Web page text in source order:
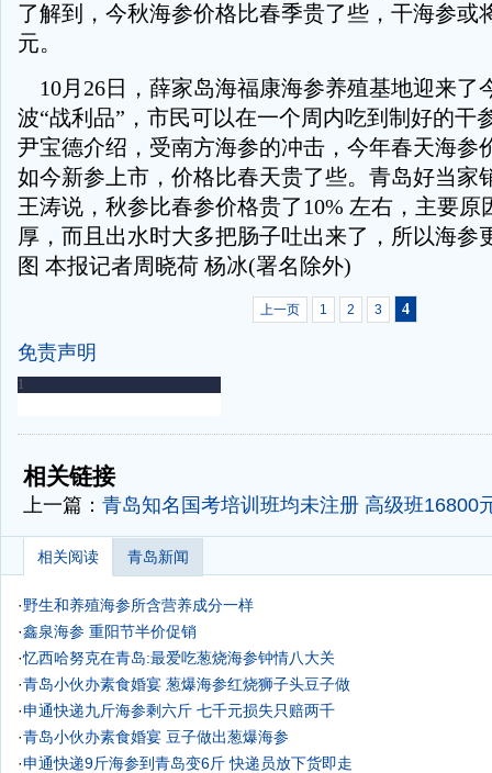
了解到，今秋海参价格比春季贵了些，干海参或
元。
10月26日，薛家岛海福康海参养殖基地迎来了
波“战利品”，市民可以在一个周内吃到制好的干
尹宝德介绍，受南方海参的冲击，今年春天海参
如今新参上市，价格比春天贵了些。青岛好当家
王涛说，秋参比春参价格贵了10% 左右，主要原
厚，而且出水时大多把肠子吐出来了，所以海参
图 本报记者周晓荷 杨冰(署名除外)
上一页 1 2 3 4
免责声明
-
相关链接
上一篇： 青岛知名国考培训班均未注册 高级班16800
相关阅读 青岛新闻
·野生和养殖海参所含营养成分一样
·鑫泉海参 重阳节半价促销
·忆西哈努克在青岛:最爱吃葱烧海参钟情八大关
·青岛小伙办素食婚宴 葱爆海参红烧狮子头豆子做
·申通快递九斤海参剩六斤 七千元损失只赔两千
·青岛小伙办素食婚宴 豆子做出葱爆海参
·申通快递9斤海参到青岛变6斤 快递员放下货即走